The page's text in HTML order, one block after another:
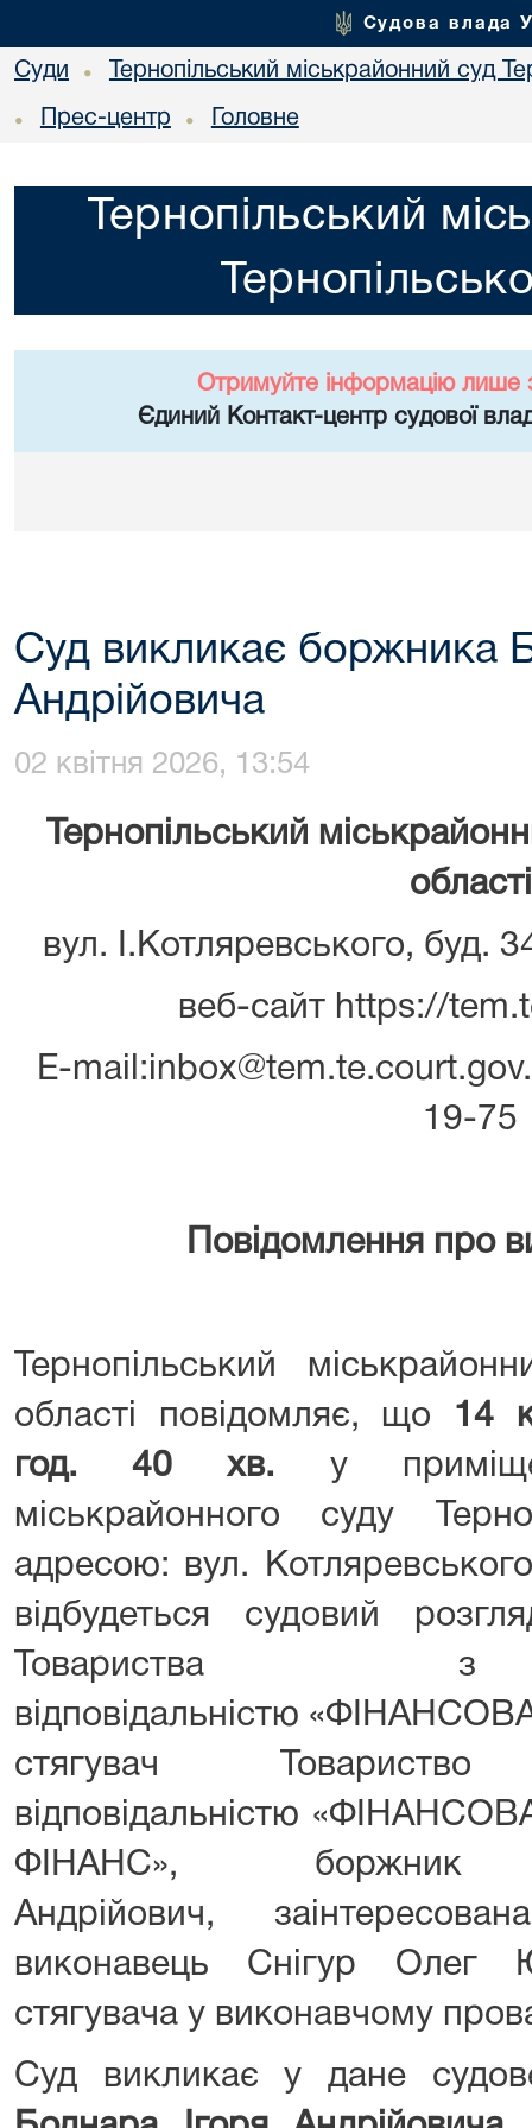
Судова влада
Суди • Тернопільський міськрайонний суд
• Прес-центр • Головне
Тернопільський
Отримуйте інформацію лише
Єдиний Контакт-центр судової
Суд викликає боржника
Андрійовича
02 квітня 2026, 13:54
Тернопільський
області
вул. І.Котляревського, буд.
веб-сайт https://
E-
19-75
Повідомлення про
Тернопільський
області повідомляє, що 14
год. 40 хв. у
міськрайонного суду
адресою: вул.
відбудеться судовий
Товариства
відповідальністю
стягувач
відповідальністю
ФІНАНС»,
Андрійович,
виконавець Снігур Олег
стягувача у виконавчому
Суд викликає у дане